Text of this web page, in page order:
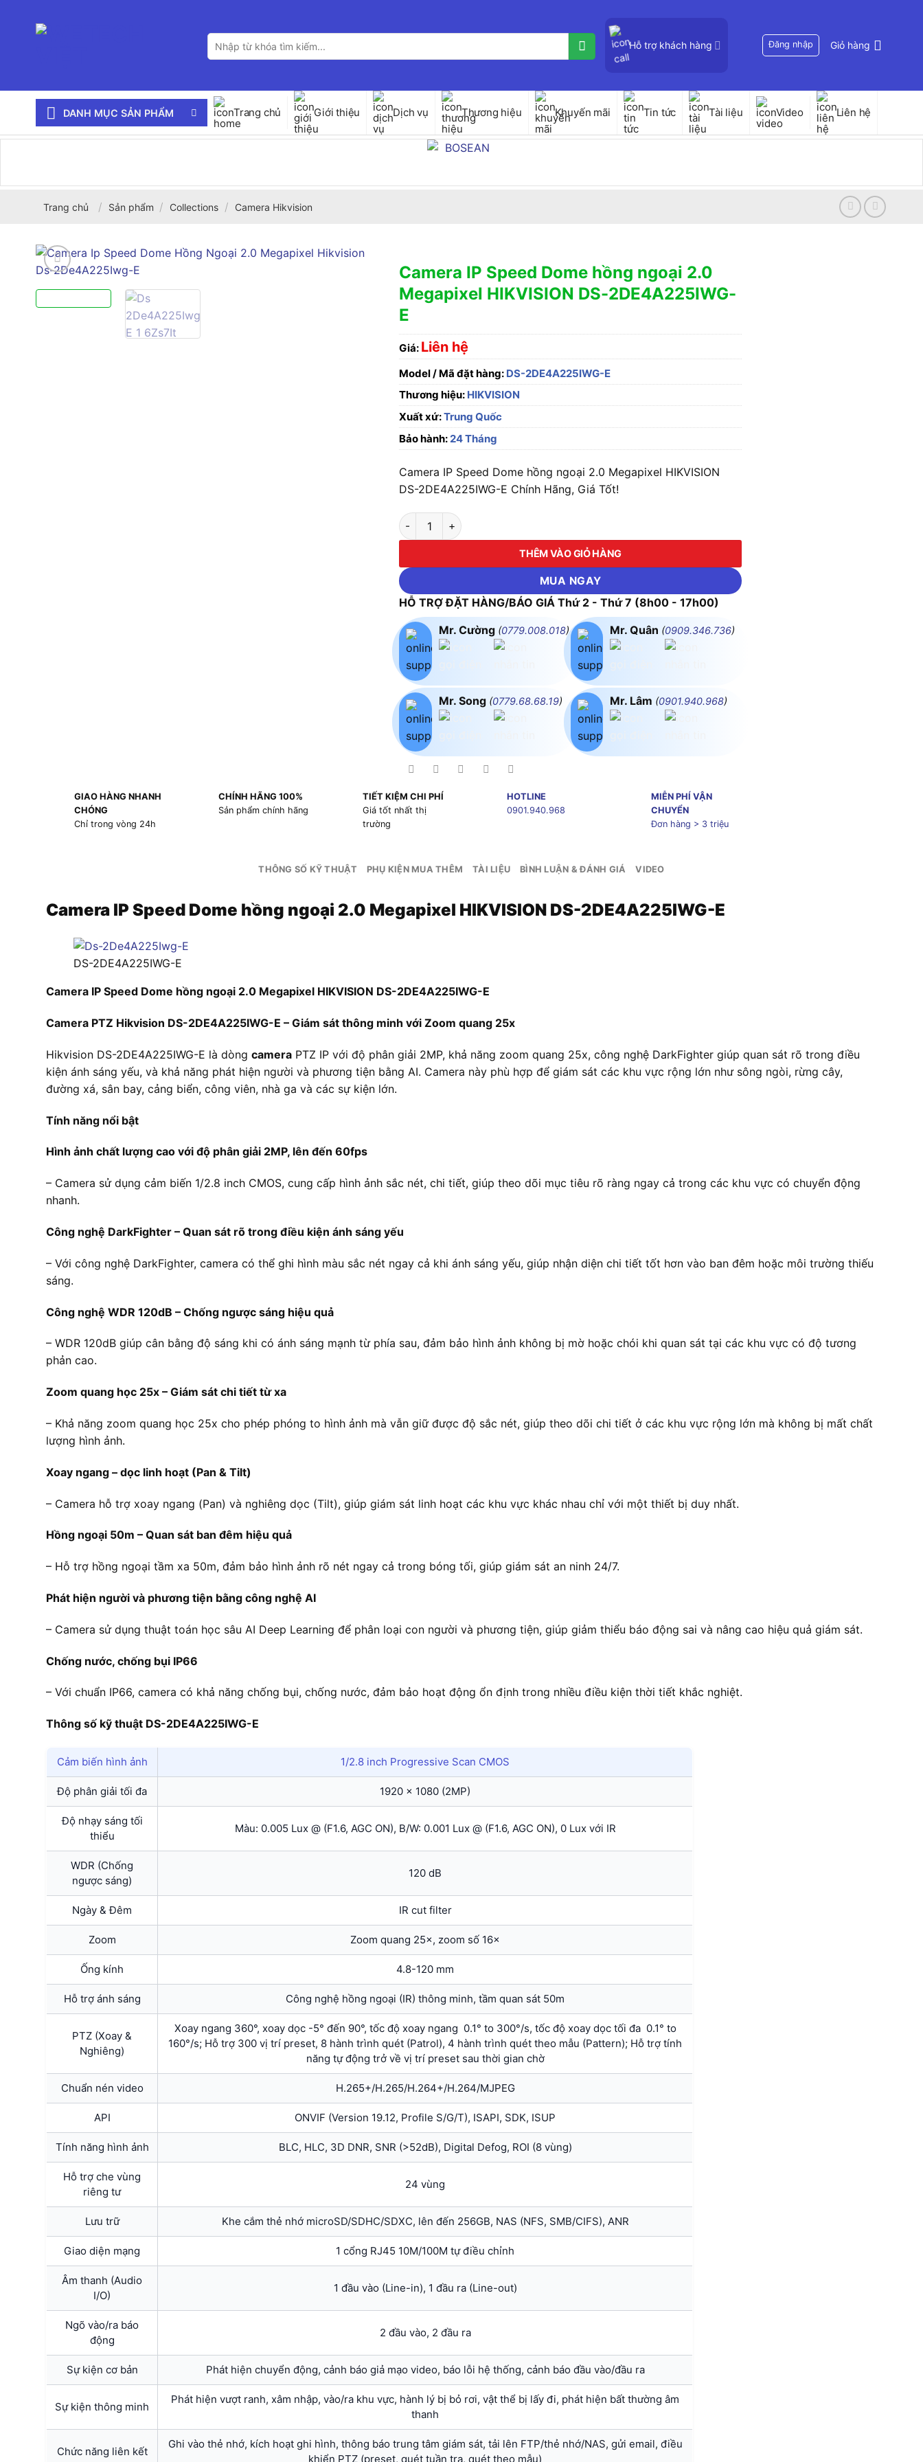
Tìm
kiếm:
Hỗ trợ khách hàng Đăng nhập Giỏ hàng
DANH MỤC SẢN PHẨM Trang chủ Giới thiệu Dịch vụ Thương hiệu Khuyến mãi Tin tức Tài liệu Video Liên hệ
Trang chủ / Sản phẩm / Collections / Camera Hikvision
Camera IP Speed Dome hồng ngoại 2.0
Megapixel HIKVISION DS-2DE4A225IWG-
E
Giá: Liên hệ
Model / Mã đặt hàng: DS-2DE4A225IWG-E
Thương hiệu: HIKVISION
Xuất xứ:Trung Quốc
Bảo hành:24 Tháng
Camera IP Speed Dome hồng ngoại 2.0 Megapixel HIKVISION
DS-2DE4A225IWG-E Chính Hãng, Giá Tốt!
Camera IP Speed Dome hồng ngoại 2.0 Megapixel HIKVISION DS-2DE4A225IWG-E số lượng
THÊM VÀO GIỎ HÀNG
MUA NGAY
HỖ TRỢ ĐẶT HÀNG/BÁO GIÁ Thứ 2 - Thứ 7 (8h00 - 17h00)
Mr. Cường (0779.008.018)
Mr. Song (0779.68.68.19)
Mr. Quân (0909.346.736)
Mr. Lâm (0901.940.968)
GIAO HÀNG NHANH
CHÓNG
Chỉ trong vòng 24h
CHÍNH HÃNG 100%
Sản phẩm chính hãng
TIẾT KIỆM CHI PHÍ
Giá tốt nhất thị
trường
HOTLINE
0901.940.968
MIỄN PHÍ VẬN
CHUYỂN
Đơn hàng > 3 triệu
THÔNG SỐ KỸ THUẬT PHỤ KIỆN MUA THÊM TÀI LIỆU BÌNH LUẬN & ĐÁNH GIÁ VIDEO
Camera IP Speed Dome hồng ngoại 2.0 Megapixel HIKVISION DS-2DE4A225IWG-E
DS-2DE4A225IWG-E
Camera IP Speed Dome hồng ngoại 2.0 Megapixel HIKVISION DS-2DE4A225IWG-E
Camera PTZ Hikvision DS-2DE4A225IWG-E – Giám sát thông minh với Zoom quang 25x
Hikvision DS-2DE4A225IWG-E là dòng camera PTZ IP với độ phân giải 2MP, khả năng zoom quang 25x, công nghệ DarkFighter giúp quan sát rõ trong điều
kiện ánh sáng yếu, và khả năng phát hiện người và phương tiện bằng AI. Camera này phù hợp để giám sát các khu vực rộng lớn như sông ngòi, rừng cây,
đường xá, sân bay, cảng biển, công viên, nhà ga và các sự kiện lớn.
Tính năng nổi bật
Hình ảnh chất lượng cao với độ phân giải 2MP, lên đến 60fps
– Camera sử dụng cảm biến 1/2.8 inch CMOS, cung cấp hình ảnh sắc nét, chi tiết, giúp theo dõi mục tiêu rõ ràng ngay cả trong các khu vực có chuyển động
nhanh.
Công nghệ DarkFighter – Quan sát rõ trong điều kiện ánh sáng yếu
– Với công nghệ DarkFighter, camera có thể ghi hình màu sắc nét ngay cả khi ánh sáng yếu, giúp nhận diện chi tiết tốt hơn vào ban đêm hoặc môi trường thiếu
sáng.
Công nghệ WDR 120dB – Chống ngược sáng hiệu quả
– WDR 120dB giúp cân bằng độ sáng khi có ánh sáng mạnh từ phía sau, đảm bảo hình ảnh không bị mờ hoặc chói khi quan sát tại các khu vực có độ tương
phản cao.
Zoom quang học 25x – Giám sát chi tiết từ xa
– Khả năng zoom quang học 25x cho phép phóng to hình ảnh mà vẫn giữ được độ sắc nét, giúp theo dõi chi tiết ở các khu vực rộng lớn mà không bị mất chất
lượng hình ảnh.
Xoay ngang – dọc linh hoạt (Pan & Tilt)
– Camera hỗ trợ xoay ngang (Pan) và nghiêng dọc (Tilt), giúp giám sát linh hoạt các khu vực khác nhau chỉ với một thiết bị duy nhất.
Hồng ngoại 50m – Quan sát ban đêm hiệu quả
– Hỗ trợ hồng ngoại tầm xa 50m, đảm bảo hình ảnh rõ nét ngay cả trong bóng tối, giúp giám sát an ninh 24/7.
Phát hiện người và phương tiện bằng công nghệ AI
– Camera sử dụng thuật toán học sâu AI Deep Learning để phân loại con người và phương tiện, giúp giảm thiểu báo động sai và nâng cao hiệu quả giám sát.
Chống nước, chống bụi IP66
– Với chuẩn IP66, camera có khả năng chống bụi, chống nước, đảm bảo hoạt động ổn định trong nhiều điều kiện thời tiết khắc nghiệt.
Thông số kỹ thuật DS-2DE4A225IWG-E
Cảm biến hình ảnh 1/2.8 inch Progressive Scan CMOS
Độ phân giải tối đa 1920 × 1080 (2MP)
Độ nhạy sáng tối
thiểu
Màu: 0.005 Lux @ (F1.6, AGC ON), B/W: 0.001 Lux @ (F1.6, AGC ON), 0 Lux với IR
WDR (Chống
ngược sáng)
120 dB
Ngày & Đêm IR cut filter
Zoom Zoom quang 25×, zoom số 16×
Ống kính 4.8-120 mm
Hỗ trợ ánh sáng Công nghệ hồng ngoại (IR) thông minh, tầm quan sát 50m
PTZ (Xoay &
Nghiêng)
Xoay ngang 360°, xoay dọc -5° đến 90°, tốc độ xoay ngang 0.1° to 300°/s, tốc độ xoay dọc tối đa 0.1° to
160°/s; Hỗ trợ 300 vị trí preset, 8 hành trình quét (Patrol), 4 hành trình quét theo mẫu (Pattern); Hỗ trợ tính
năng tự động trở về vị trí preset sau thời gian chờ
Chuẩn nén video H.265+/H.265/H.264+/H.264/MJPEG
API ONVIF (Version 19.12, Profile S/G/T), ISAPI, SDK, ISUP
Tính năng hình ảnh BLC, HLC, 3D DNR, SNR (>52dB), Digital Defog, ROI (8 vùng)
Hỗ trợ che vùng
riêng tư
24 vùng
Lưu trữ Khe cắm thẻ nhớ microSD/SDHC/SDXC, lên đến 256GB, NAS (NFS, SMB/CIFS), ANR
Giao diện mạng 1 cổng RJ45 10M/100M tự điều chỉnh
Âm thanh (Audio
I/O)
1 đầu vào (Line-in), 1 đầu ra (Line-out)
Ngõ vào/ra báo
động
2 đầu vào, 2 đầu ra
Sự kiện cơ bản Phát hiện chuyển động, cảnh báo giả mạo video, báo lỗi hệ thống, cảnh báo đầu vào/đầu ra
Sự kiện thông minh
Phát hiện vượt ranh, xâm nhập, vào/ra khu vực, hành lý bị bỏ rơi, vật thể bị lấy đi, phát hiện bất thường âm
thanh
Chức năng liên kết
Ghi vào thẻ nhớ, kích hoạt ghi hình, thông báo trung tâm giám sát, tải lên FTP/thẻ nhớ/NAS, gửi email, điều
khiển PTZ (preset, quét tuần tra, quét theo mẫu)